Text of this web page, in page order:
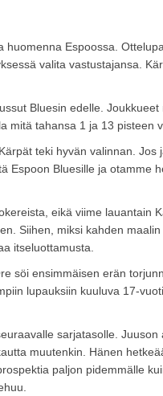
huomenna Espoossa.
valita vastustajansa.
Bluesin edelle. Joukkueet
mitä tahansa 1 ja 13 pisteen
teki hyvän valinnan. Jos
Espoon Bluesille ja otamme
eikä viime lauantain
Siihen, miksi kahden
itseluottamusta.
söi ensimmäisen erän
lupauksiin kuuluva 17-
sarjatasolle. Juuson
muutenkin. Hänen
paljon pidemmälle